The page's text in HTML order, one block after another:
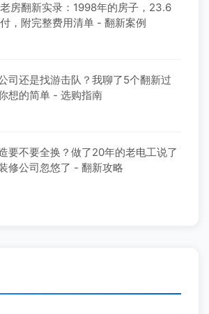
房翻新实录：1998年的房子，23.6
，附完整费用清单 - 翻新案例
司还是找游击队？我聊了5个翻新过
想的简单 - 选购指南
要不要全换？做了20年的老电工说了
修公司忽悠了 - 翻新攻略